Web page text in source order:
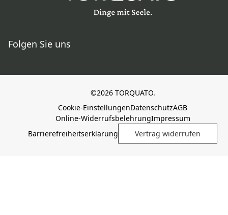
Folgen Sie uns
©2026 TORQUATO.
Cookie-EinstellungenDatenschutzAGB
Online-WiderrufsbelehrungImpressum
Barrierefreiheitserklärung
Vertrag widerrufen